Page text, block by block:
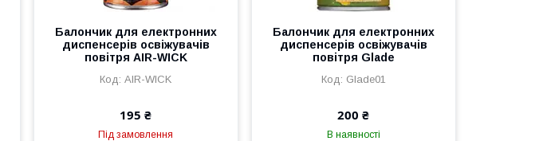
Балончик для електронних
диспенсерів освіжувачів
повітря AIR-WICK
AIR-WICK
195 ₴
Під замовлення
Балончик для електронних
диспенсерів освіжувачів
повітря Glade
Gladе01
200 ₴
В наявності